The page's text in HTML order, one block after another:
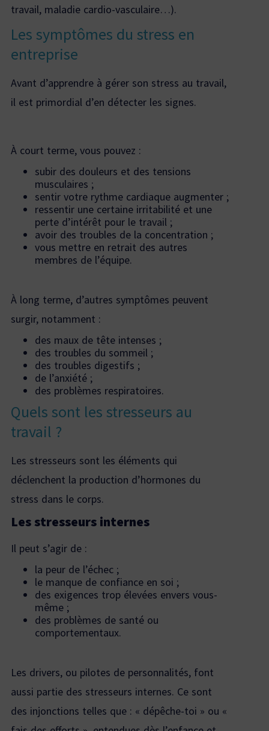
travail, maladie cardio-vasculaire…).
Les symptômes du stress en
entreprise
Avant d’apprendre à gérer son stress au travail,
il est primordial d’en détecter les signes.
À court terme, vous pouvez :
subir des douleurs et des tensions
musculaires ;
sentir votre rythme cardiaque augmenter ;
ressentir une certaine irritabilité et une
perte d’intérêt pour le travail ;
avoir des troubles de la concentration ;
vous mettre en retrait des autres
membres de l’équipe.
À long terme, d’autres symptômes peuvent
surgir, notamment :
des maux de tête intenses ;
des troubles du sommeil ;
des troubles digestifs ;
de l’anxiété ;
des problèmes respiratoires.
Quels sont les stresseurs au
travail ?
Les stresseurs sont les éléments qui
déclenchent la production d’hormones du
stress dans le corps.
Les stresseurs internes
Il peut s’agir de :
la peur de l’échec ;
le manque de confiance en soi ;
des exigences trop élevées envers vous-
même ;
des problèmes de santé ou
comportementaux.
Les drivers, ou pilotes de personnalités, font
aussi partie des stresseurs internes. Ce sont
des injonctions telles que : « dépêche-toi » ou «